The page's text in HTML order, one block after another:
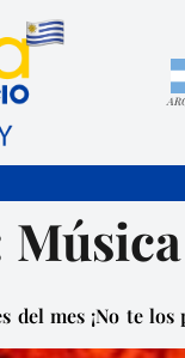
del mes ¡No te los